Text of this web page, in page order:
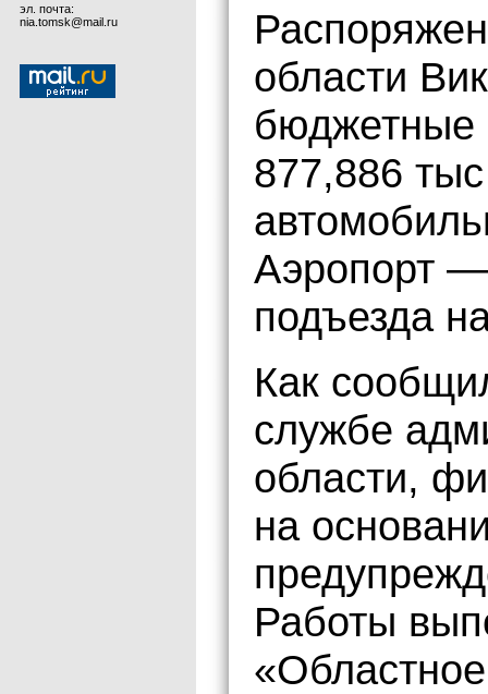
эл. почта:
nia.tomsk@mail.ru
области
бюджетные
877,886
Аэропорт —
подъезда
Как
службе
области,
на
Работы